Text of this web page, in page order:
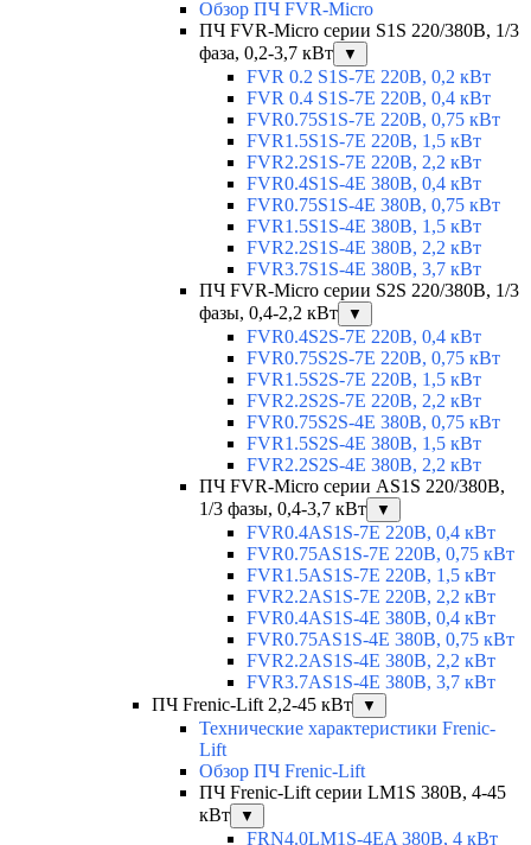
Обзор ПЧ FVR-Micro
ПЧ FVR-Micro серии S1S 220/380В, 1/3
фаза, 0,2-3,7 кВт
▼
FVR 0.2 S1S-7E 220В, 0,2 кВт
FVR 0.4 S1S-7E 220В, 0,4 кВт
FVR0.75S1S-7E 220В, 0,75 кВт
FVR1.5S1S-7E 220В, 1,5 кВт
FVR2.2S1S-7E 220В, 2,2 кВт
FVR0.4S1S-4E 380В, 0,4 кВт
FVR0.75S1S-4E 380В, 0,75 кВт
FVR1.5S1S-4E 380В, 1,5 кВт
FVR2.2S1S-4E 380В, 2,2 кВт
FVR3.7S1S-4E 380В, 3,7 кВт
ПЧ FVR-Micro серии S2S 220/380В, 1/3
фазы, 0,4-2,2 кВт
▼
FVR0.4S2S-7E 220В, 0,4 кВт
FVR0.75S2S-7E 220В, 0,75 кВт
FVR1.5S2S-7E 220В, 1,5 кВт
FVR2.2S2S-7E 220В, 2,2 кВт
FVR0.75S2S-4E 380В, 0,75 кВт
FVR1.5S2S-4E 380В, 1,5 кВт
FVR2.2S2S-4E 380В, 2,2 кВт
ПЧ FVR-Micro серии AS1S 220/380В,
1/3 фазы, 0,4-3,7 кВт
▼
FVR0.4AS1S-7E 220В, 0,4 кВт
FVR0.75AS1S-7E 220В, 0,75 кВт
FVR1.5AS1S-7E 220В, 1,5 кВт
FVR2.2AS1S-7E 220В, 2,2 кВт
FVR0.4AS1S-4E 380В, 0,4 кВт
FVR0.75AS1S-4E 380В, 0,75 кВт
FVR2.2AS1S-4E 380В, 2,2 кВт
FVR3.7AS1S-4E 380В, 3,7 кВт
ПЧ Frenic-Lift 2,2-45 кВт
▼
Технические характеристики Frenic-
Lift
Обзор ПЧ Frenic-Lift
ПЧ Frenic-Lift серии LM1S 380В, 4-45
кВт
▼
FRN4.0LM1S-4EA 380В, 4 кВт